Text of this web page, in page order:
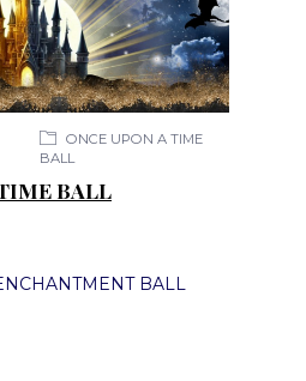
ONCE UPON A TIME
BALL
BALL